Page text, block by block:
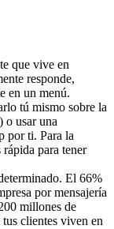
que vive en
responde,
en un menú.
tú mismo sobre la
o usar una
por ti. Para la
para tener
El 66%
por mensajería
millones de
clientes viven en